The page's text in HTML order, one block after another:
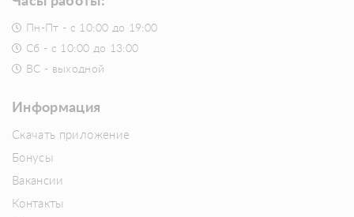
Пн-Пт - с 10:00 до 19:00
Сб - с 10:00 до 13:00
ВС - выходной
Информация
Скачать приложение
Бонусы
Вакансии
Контакты